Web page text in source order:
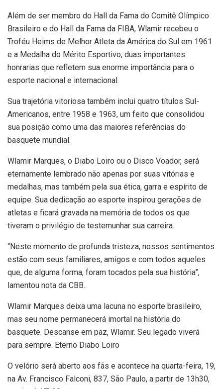
Além de ser membro do Hall da Fama do Comitê Olímpico
Brasileiro e do Hall da Fama da FIBA, Wlamir recebeu o
Troféu Heims de Melhor Atleta da América do Sul em 1961
e a Medalha do Mérito Esportivo, duas importantes
honrarias que refletem sua enorme importância para o
esporte nacional e internacional.
Sua trajetória vitoriosa também inclui quatro títulos Sul-
Americanos, entre 1958 e 1963, um feito que consolidou
sua posição como uma das maiores referências do
basquete mundial.
Wlamir Marques, o Diabo Loiro ou o Disco Voador, será
eternamente lembrado não apenas por suas vitórias e
medalhas, mas também pela sua ética, garra e espírito de
equipe. Sua dedicação ao esporte inspirou gerações de
atletas e ficará gravada na memória de todos os que
tiveram o privilégio de testemunhar sua carreira.
“Neste momento de profunda tristeza, nossos sentimentos
estão com seus familiares, amigos e com todos aqueles
que, de alguma forma, foram tocados pela sua história”,
lamentou nota da CBB.
Wlamir Marques deixa uma lacuna no esporte brasileiro,
mas seu nome permanecerá imortal na história do
basquete. Descanse em paz, Wlamir. Seu legado viverá
para sempre. Eterno Diabo Loiro
O velório será aberto aos fãs e acontece na quarta-feira, 19,
na Av. Francisco Falconi, 837, São Paulo, a partir de 13h30,